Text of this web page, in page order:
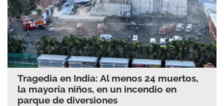
Tragedia en India: Al menos 24 muertos,
la mayoría niños, en un incendio en
parque de diversiones